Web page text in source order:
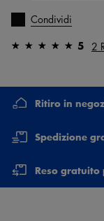
Condividi
5 2
Ritiro in
Spedizione
Reso gratuito